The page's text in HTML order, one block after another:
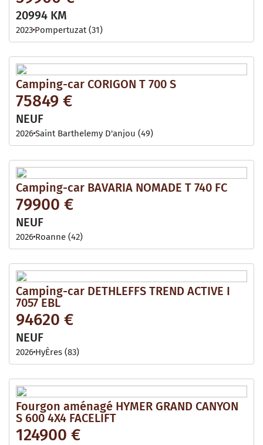
20994 KM
2023 Pompertuzat (31)
Camping-car CORIGON T 700 S
75849 €
NEUF
2026Saint Barthelemy D'anjou (49)
Camping-car BAVARIA NOMADE T 740 FC
79900 €
NEUF
2026 Roanne (42)
Camping-car DETHLEFFS TREND ACTIVE I
7057 EBL
94620 €
NEUF
2026 HyÈres (83)
Fourgon aménagé HYMER GRAND CANYON
S 600 4X4 FACELIFT
124900 €